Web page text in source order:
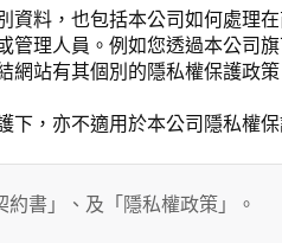
料，也包括本公司如何處理
理人員。例如您透過本公司
站有其個別的隱私權保護政
，亦不適用於本公司隱私權保
下：書」、及「隱私權政策」。